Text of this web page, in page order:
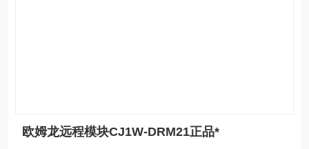
欧姆龙远程模块CJ1W-DRM21正品*